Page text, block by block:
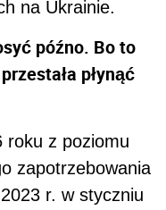
na Ukrainie.
późno. Bo to
płynąć
roku z poziomu
zapotrzebowania
r. w styczniu